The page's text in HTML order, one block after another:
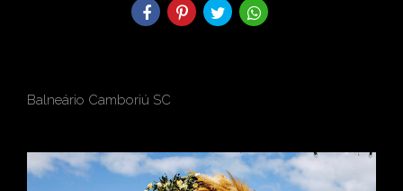
Balneário Camboriú SC